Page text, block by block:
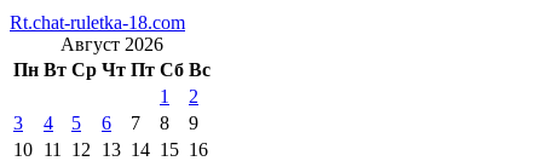
Rt.chat-ruletka-18.com
Август 2026
Пн Вт Ср Чт Пт Сб Вс
1
2
3
4 5 6 7 8
9
10 11 12 13 14 15 16